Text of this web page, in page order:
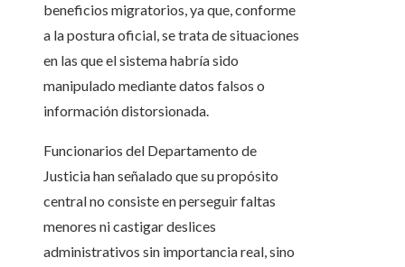
beneficios migratorios, ya que, conforme
a la postura oficial, se trata de situaciones
en las que el sistema habría sido
manipulado mediante datos falsos o
información distorsionada.
Funcionarios del Departamento de
Justicia han señalado que su propósito
central no consiste en perseguir faltas
menores ni castigar deslices
administrativos sin importancia real, sino